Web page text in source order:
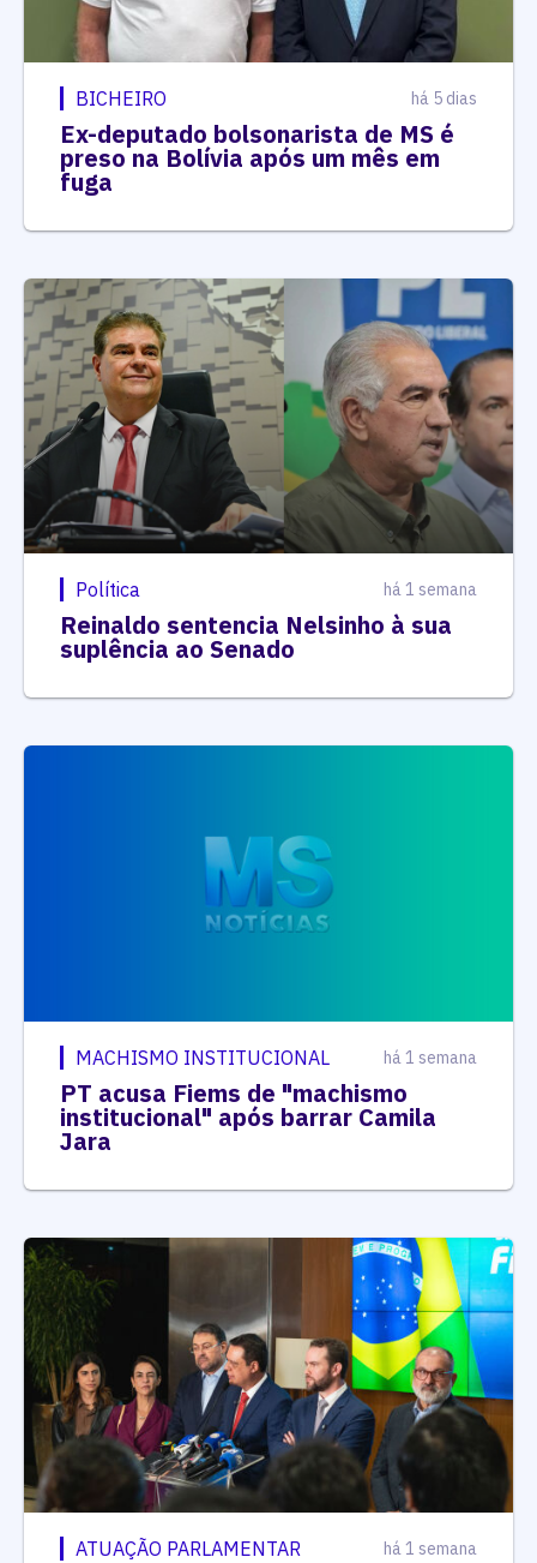
BICHEIRO há 5 dias
Ex-deputado bolsonarista de MS é
preso na Bolívia após um mês em
fuga
Política há 1 semana
Reinaldo sentencia Nelsinho à sua
suplência ao Senado
MACHISMO INSTITUCIONAL há 1 semana
PT acusa Fiems de "machismo
institucional" após barrar Camila
Jara
ATUAÇÃO PARLAMENTAR há 1 semana